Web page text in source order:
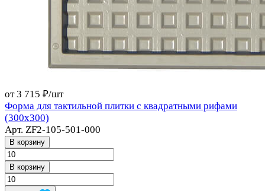
от 3 715 ₽/шт
Форма для тактильной плитки с квадратными рифами
(300х300)
Арт. ZF2-105-501-000
В корзину
В корзину